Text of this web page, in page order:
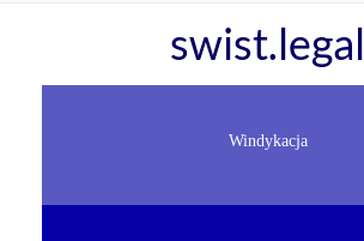
swist.legal
Windykacja